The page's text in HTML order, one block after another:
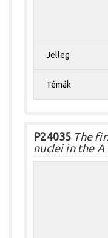
Jelleg
Témák
P24035 The
nuclei in the A